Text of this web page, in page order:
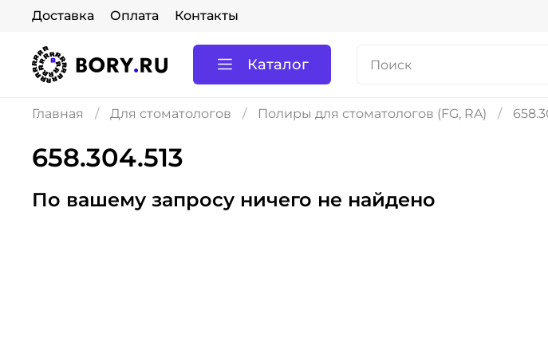
Доставка Оплата Контакты
Каталог
Главная Для стоматологов Полиры для стоматологов (FG, RA)
658.304.513
По вашему запросу ничего не найдено